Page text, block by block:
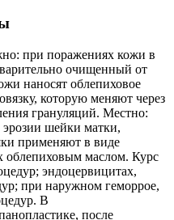
при поражениях кожи в
очищенный от
наносят облепиховое
которую меняют через
грануляций. Местно:
эрозии шейки матки,
применяют в виде
облепиховым маслом. Курс
эндоцервицитах,
при наружном геморрое,
В
после